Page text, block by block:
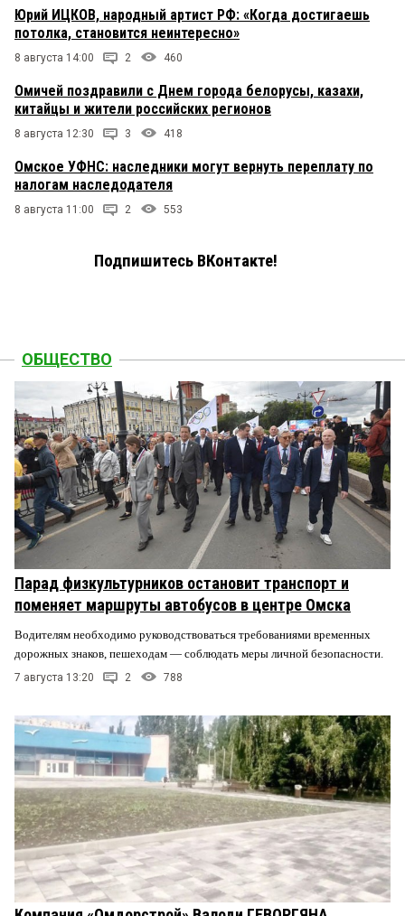
Юрий ИЦКОВ, народный артист РФ: «Когда достигаешь
потолка, становится неинтересно»
8 августа 14:00 2 460
Омичей поздравили с Днем города белорусы, казахи,
китайцы и жители российских регионов
8 августа 12:30 3 418
Омское УФНС: наследники могут вернуть переплату по
налогам наследодателя
8 августа 11:00 2 553
Подпишитесь ВКонтакте!
ОБЩЕСТВО
Парад физкультурников остановит транспорт и
поменяет маршруты автобусов в центре Омска
Водителям необходимо руководствоваться требованиями временных
дорожных знаков, пешеходам — соблюдать меры личной безопасности.
7 августа 13:20 2 788